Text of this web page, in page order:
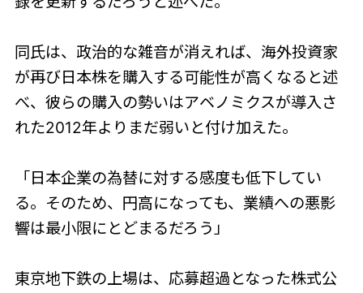
同氏は、政治的な雑音が消えれば、海外投資家
が再び日本株を購入する可能性が高くなると述
べ、彼らの購入の勢いはアベノミクスが導入さ
れた2012年よりまだ弱いと付け加えた。
「日本企業の為替に対する感度も低下してい
る。そのため、円高になっても、業績への悪影
響は最小限にとどまるだろう」
東京地下鉄の上場は、応募超過となった株式公